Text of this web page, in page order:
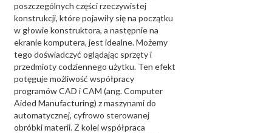
poszczególnych części rzeczywistej
konstrukcji, które pojawiły się na początku
w głowie konstruktora, a następnie na
ekranie komputera, jest idealne. Możemy
tego doświadczyć oglądając sprzęty i
przedmioty codziennego użytku. Ten efekt
potęguje możliwość współpracy
programów CAD i CAM (ang. Computer
Aided Manufacturing) z maszynami do
automatycznej, cyfrowo sterowanej
obróbki materii. Z kolei współpraca